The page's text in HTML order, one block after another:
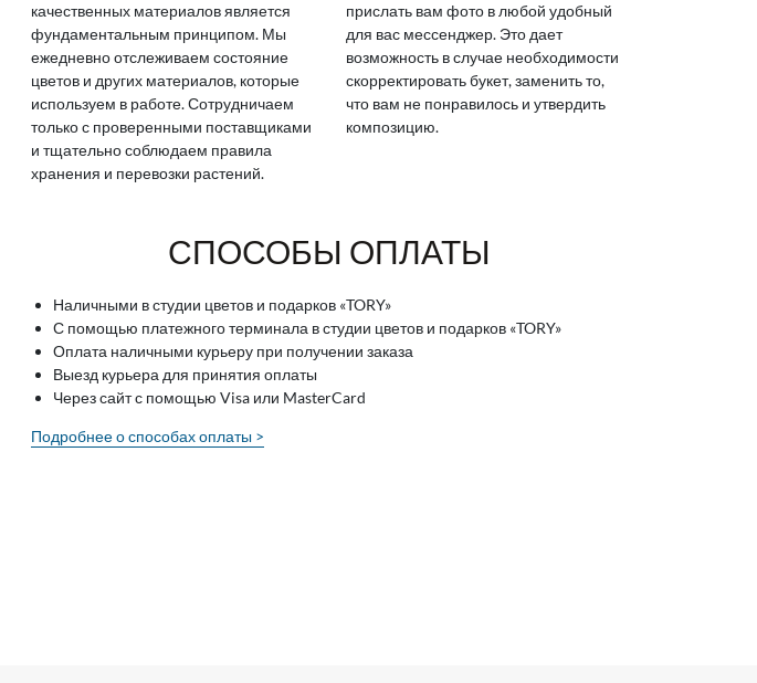
качественных материалов является
фундаментальным принципом. Мы
ежедневно отслеживаем состояние
цветов и других материалов, которые
используем в работе. Сотрудничаем
только с проверенными поставщиками
и тщательно соблюдаем правила
хранения и перевозки растений.
прислать вам фото в любой удобный
для вас мессенджер. Это дает
возможность в случае необходимости
скорректировать букет, заменить то,
что вам не понравилось и утвердить
композицию.
СПОСОБЫ ОПЛАТЫ
Наличными в студии цветов и подарков «TORY»
С помощью платежного терминала в студии цветов и подарков «TORY»
Оплата наличными курьеру при получении заказа
Выезд курьера для принятия оплаты
Через сайт с помощью Visa или MasterCard
Подробнее о способах оплаты >